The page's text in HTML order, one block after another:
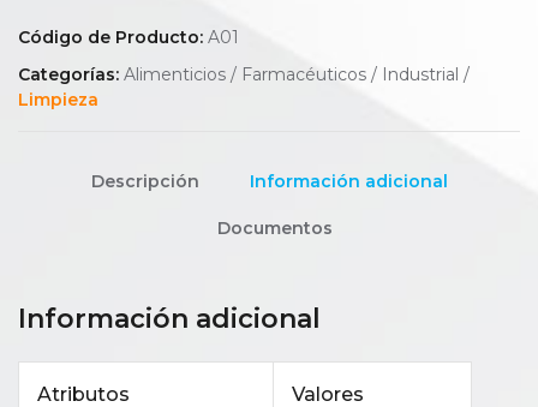
Código de Producto: A01
Categorías: Alimenticios / Farmacéuticos / Industrial /
Limpieza
Descripción Información adicional
Documentos
Información adicional
Atributos Valores